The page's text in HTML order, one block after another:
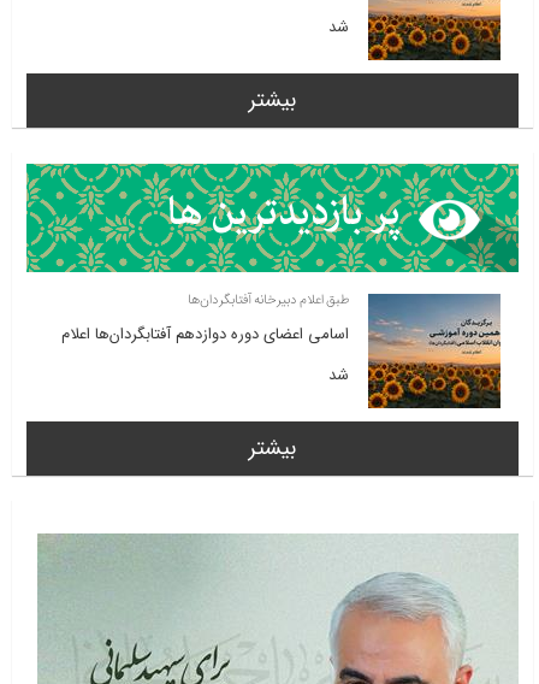
شد
بیشتر
طبق اعلام دبیرخانه آفتابگردان‌ها
اسامی اعضای دوره دوازدهم آفتابگردان‌ها اعلام
شد
بیشتر